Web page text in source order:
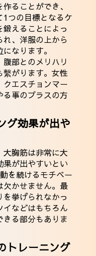
ることができ、
1つの目標となるケ
えることによっ
、洋服の上から
なります。
部とのメリハリ
繫がります。女性
クエスチョンマー
る事のプラスの方
グ効果が出や
胸筋は非常に大
果が出やすいとい
を続けるモチベー
欠かせません。最
挙げられなかっ
イなどはもちろん
る部分もありま
トレーニング